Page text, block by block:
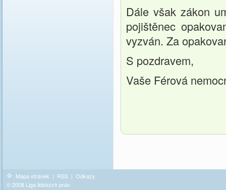
Dále však zákon
pojištěnec
vyzván. Za
S pozdravem,
Vaše Férová
Mapa stránek | RSS | Odkazy
© 2008 Liga lidských práv